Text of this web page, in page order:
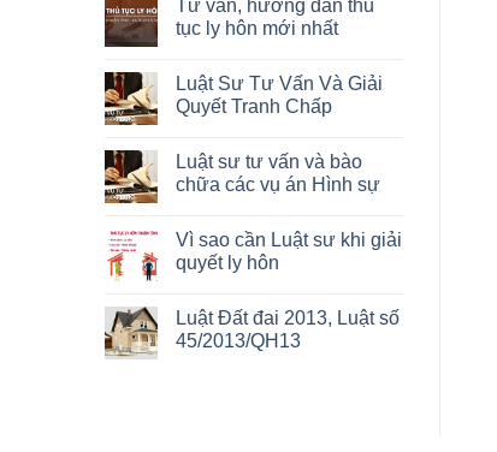
Tư vấn, hướng dẫn thủ
tục ly hôn mới nhất
Luật Sư Tư Vấn Và Giải
Quyết Tranh Chấp
Luật sư tư vấn và bào
chữa các vụ án Hình sự
Vì sao cần Luật sư khi giải
quyết ly hôn
Luật Đất đai 2013, Luật số
45/2013/QH13